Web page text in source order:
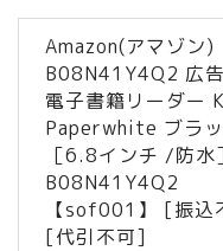
Amazon(アマゾン)
B08N41Y4Q2 広
電子書籍リーダー
Paperwhite ブラ
［6.8インチ /防水
B08N41Y4Q2
【sof001】 [振込
[代引不可]